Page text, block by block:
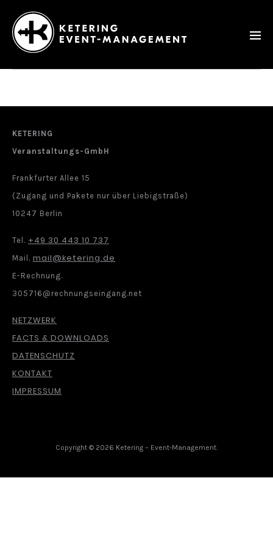
Ketering
Management
KETERING
Veranstaltungs-GmbH
Frankfurter Allee 15
(Zugang und Pakete nur über Liebigstraße)
10247 Berlin
Tel. +49 30 443 10 737
Mail. mail@ketering.de
E-Rechnung.
305716@rechnungseingang.net
NETZWERK
FACTS & DOWNLOADS
DATENSCHUTZ
KONTAKT
IMPRESSUM
Copyright © 2026 Ketering – Event-Management